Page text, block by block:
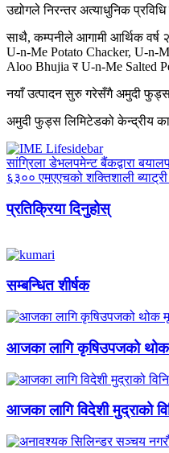
उद्योगले निरन्तर अत्याधुनिक
साथै, कम्पनीले आगामी आर्थिक वर्ष
U-n-Me Potato Chacker, U-n-
Aloo Bhujia र U-n-Me Salted
नयाँ उत्पादन सुरु गरेसँगै अमुदी
अमुदी फुड्स लिमिटेडको केन्द्रीय
सांग्रिला डेभलपमेन्ट बैंकद्वारा
६३०० एमएएचको शक्तिशाली
प्रतिक्रिया दिनुहोस्
सम्बन्धित शीर्षक
आजका लागि कृषिउपजको
आजका लागि विदेशी मुद्राको